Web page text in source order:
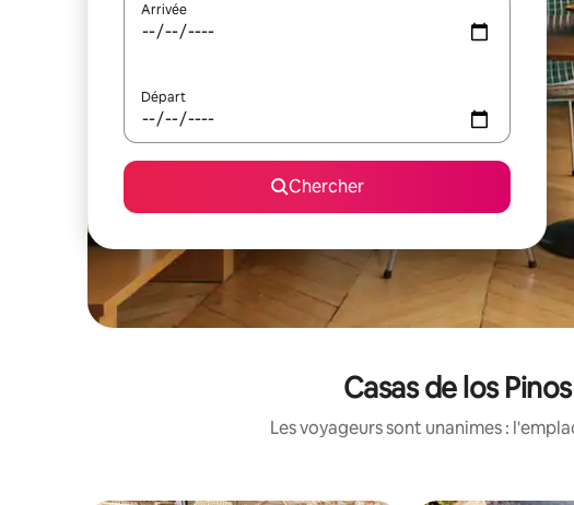
Arrivée
Départ
Chercher
Casas de los
Les voyageurs sont unanimes :